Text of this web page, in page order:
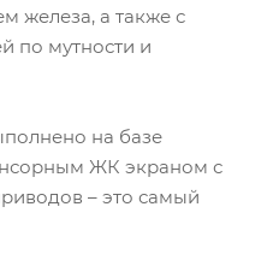
железа, а также с
по мутности и
на базе
ЖК экраном с
– это самый